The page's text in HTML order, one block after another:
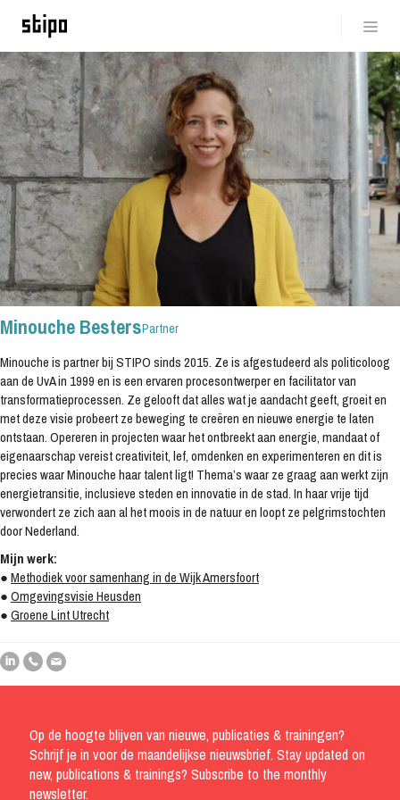
Bank: IBAN NL 59 INGB 0006853075
BTW-nr: NL857161313B01
Kamer van Koophandel: 67752209
Minouche BestersPartner
Minouche is partner bij STIPO sinds 2015. Ze is afgestudeerd als politicoloog
aan de UvA in 1999 en is een ervaren procesontwerper en facilitator van
transformatieprocessen. Ze gelooft dat alles wat je aandacht geeft, groeit en
met deze visie probeert ze beweging te creëren en nieuwe energie te laten
ontstaan. Opereren in projecten waar het ontbreekt aan energie, mandaat of
eigenaarschap vereist creativiteit, lef, omdenken en experimenteren en dit is
precies waar Minouche haar talent ligt! Thema’s waar ze graag aan werkt zijn
energietransitie, inclusieve steden en innovatie in de stad. In haar vrije tijd
verwondert ze zich aan al het moois in de natuur en loopt ze pelgrimstochten
door Nederland.
Mijn werk:
●Methodiek voor samenhang in de Wijk Amersfoort
●Omgevingsvisie Heusden
●Groene Lint Utrecht
Op de hoogte blijven van nieuwe, publicaties & trainingen?
Schrijf je in voor de maandelijkse nieuwsbrief. Stay updated on
new, publications & trainings? Subscribe to the monthly
newsletter.